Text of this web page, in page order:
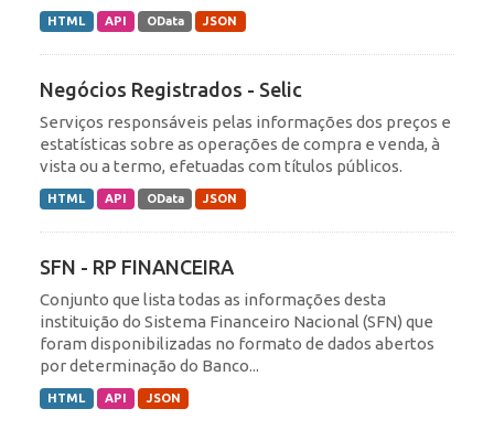
HTML API OData JSON
Negócios Registrados - Selic
Serviços responsáveis pelas informações dos preços e
estatísticas sobre as operações de compra e venda, à
vista ou a termo, efetuadas com títulos públicos.
HTML API OData JSON
SFN - RP FINANCEIRA
Conjunto que lista todas as informações desta
instituição do Sistema Financeiro Nacional (SFN) que
foram disponibilizadas no formato de dados abertos
por determinação do Banco...
HTML API JSON